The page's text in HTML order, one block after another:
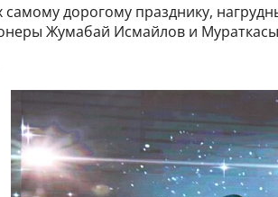
дорогому празднику,
Жумабай Исмайлов и